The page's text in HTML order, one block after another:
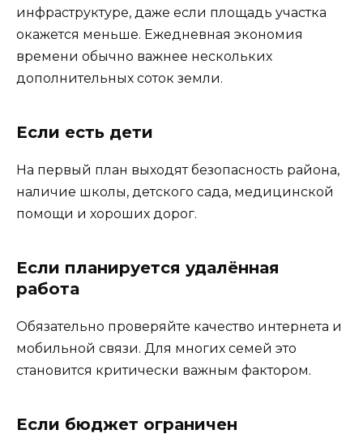
инфраструктуре, даже если площадь участка
окажется меньше. Ежедневная экономия
времени обычно важнее нескольких
дополнительных соток земли.
Если есть дети
На первый план выходят безопасность района,
наличие школы, детского сада, медицинской
помощи и хороших дорог.
Если планируется удалённая
работа
Обязательно проверяйте качество интернета и
мобильной связи. Для многих семей это
становится критически важным фактором.
Если бюджет ограничен